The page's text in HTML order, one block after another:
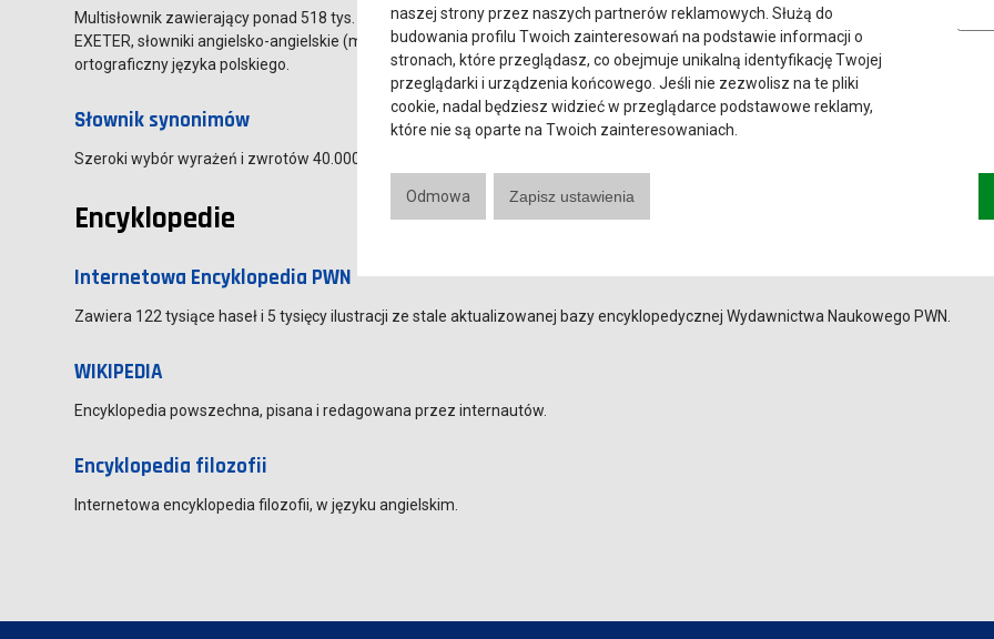
Multisłownik zawierający ponad 518 tys. haseł z kilkunastu słowników, w tym duży słownik angielsko-polski i polsko-angielski
EXETER, słowniki angielsko-angielskie (m.in. Webster's), słownik najczęstszych błędów w angielskim, a także duży słownik
ortograficzny języka polskiego.
Słownik synonimów
Szeroki wybór wyrażeń i zwrotów 40.000 haseł, ponad 500.000 synonimów.
Encyklopedie
Internetowa Encyklopedia PWN
Zawiera 122 tysiące haseł i 5 tysięcy ilustracji ze stale aktualizowanej bazy encyklopedycznej Wydawnictwa Naukowego PWN.
WIKIPEDIA
Encyklopedia powszechna, pisana i redagowana przez internautów.
Encyklopedia filozofii
Internetowa encyklopedia filozofii, w języku angielskim.
naszej strony przez naszych partnerów reklamowych. Służą do
budowania profilu Twoich zainteresowań na podstawie informacji o
stronach, które przeglądasz, co obejmuje unikalną identyfikację Twojej
przeglądarki i urządzenia końcowego. Jeśli nie zezwolisz na te pliki
cookie, nadal będziesz widzieć w przeglądarce podstawowe reklamy,
które nie są oparte na Twoich zainteresowaniach.
Odmowa Zapisz ustawienia